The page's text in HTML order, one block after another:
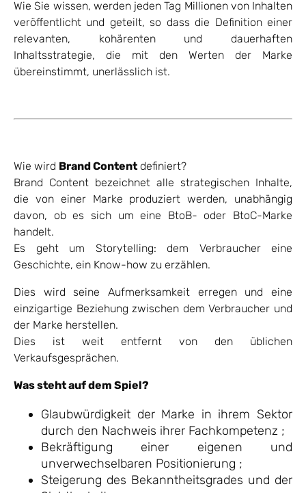
Wie Sie wissen, werden jeden Tag Millionen von Inhalten
veröffentlicht und geteilt, so dass die Definition einer
relevanten, kohärenten und dauerhaften
Inhaltsstrategie, die mit den Werten der Marke
übereinstimmt, unerlässlich ist.
Wie wird Brand Content definiert?
Brand Content bezeichnet alle strategischen Inhalte,
die von einer Marke produziert werden, unabhängig
davon, ob es sich um eine BtoB- oder BtoC-Marke
handelt.
Es geht um Storytelling: dem Verbraucher eine
Geschichte, ein Know-how zu erzählen.
Dies wird seine Aufmerksamkeit erregen und eine
einzigartige Beziehung zwischen dem Verbraucher und
der Marke herstellen.
Dies ist weit entfernt von den üblichen
Verkaufsgesprächen.
Was steht auf dem Spiel?
Glaubwürdigkeit der Marke in ihrem Sektor
durch den Nachweis ihrer Fachkompetenz ;
Bekräftigung einer eigenen und
unverwechselbaren Positionierung ;
Steigerung des Bekanntheitsgrades und der